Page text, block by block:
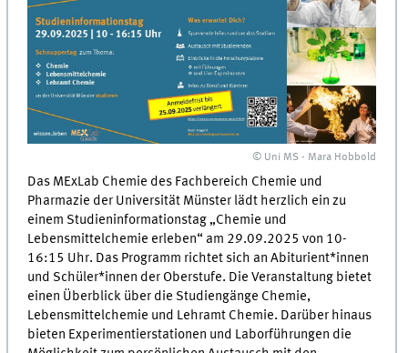
© Uni MS - Mara Hobbold
Das MExLab Chemie des Fachbereich Chemie und
Pharmazie der Universität Münster lädt herzlich ein zu
einem Studieninformationstag „Chemie und
Lebensmittelchemie erleben“ am 29.09.2025 von 10-
16:15 Uhr. Das Programm richtet sich an Abiturient*innen
und Schüler*innen der Oberstufe. Die Veranstaltung bietet
einen Überblick über die Studiengänge Chemie,
Lebensmittelchemie und Lehramt Chemie. Darüber hinaus
bieten Experimentierstationen und Laborführungen die